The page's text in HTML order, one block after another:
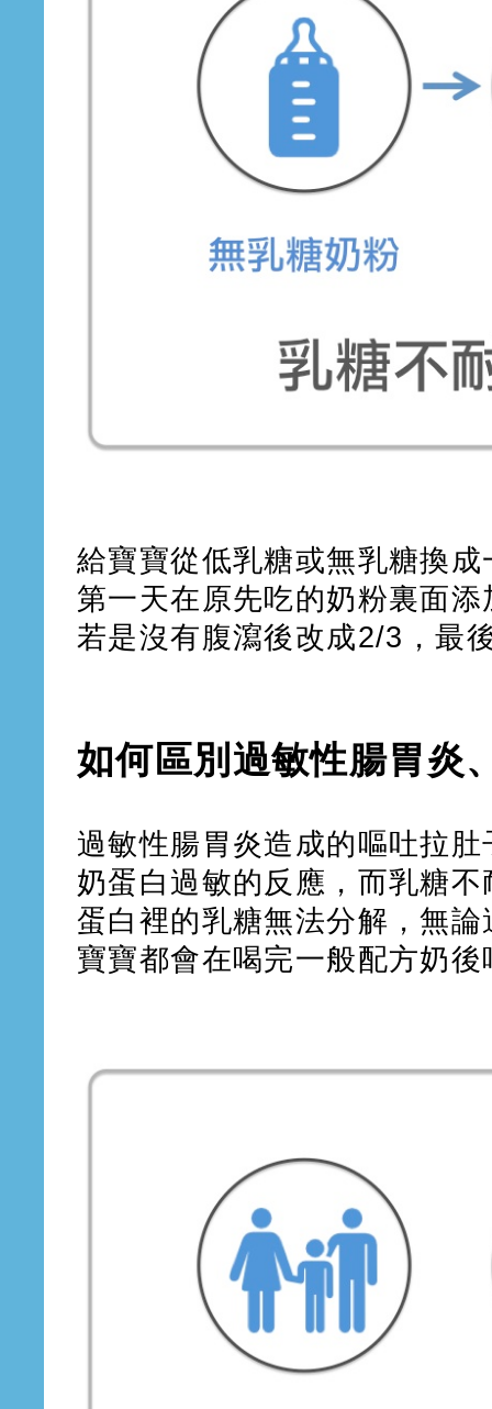
給寶寶從低乳糖或無乳糖換
第一天在原先吃的奶粉裏面
若是沒有腹瀉後改成2/3，最
如何區別過敏性腸胃炎
過敏性腸胃炎造成的嘔吐拉
奶蛋白過敏的反應，而乳糖
蛋白裡的乳糖無法分解，無
寶寶都會在喝完一般配方奶